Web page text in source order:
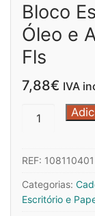
Bloco
Óleo e
Fls
7,88€ IVA
Quantidade
Espiralado
Canson
XL
REF: 108110401
Categorias:
Escritório e